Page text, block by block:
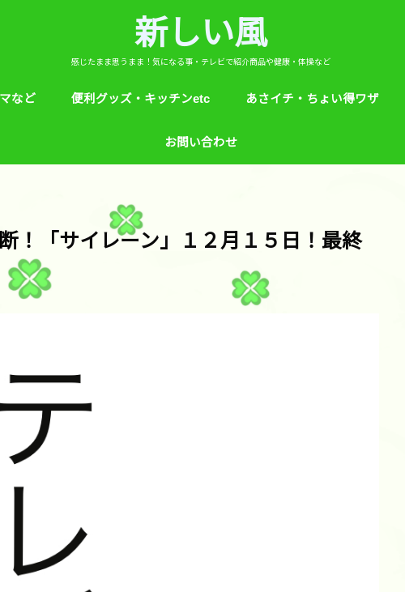
新しい風
感じたまま思うまま！気になる事・テレビで紹介商品や健康・体操など
など 便利グッズ・キッチンetc
芸能人！愛用品・お気に入り
ヒルナンデス！紹介
めざましテレビ紹介
あさイチ・ちょい得ワザ
お問い合わせ
！「サイレーン」１２月１５日！最終